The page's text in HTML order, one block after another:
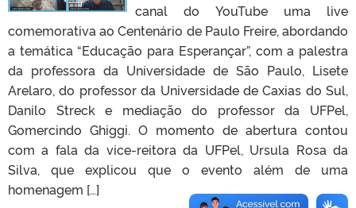
canal do YouTube uma live
comemorativa ao Centenário de Paulo Freire, abordando
a temática “Educação para Esperançar”, com a palestra
da professora da Universidade de São Paulo, Lisete
Arelaro, do professor da Universidade de Caxias do Sul,
Danilo Streck e mediação do professor da UFPel,
Gomercindo Ghiggi. O momento de abertura contou
com a fala da vice-reitora da UFPel, Ursula Rosa da
Silva, que explicou que o evento além de uma
homenagem […]